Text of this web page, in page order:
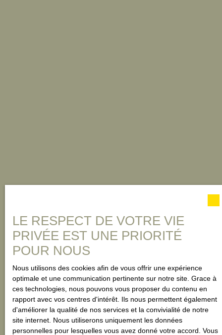
LE RESPECT DE VOTRE VIE
PRIVÉE EST UNE PRIORITÉ
POUR NOUS
Nous utilisons des cookies afin de vous offrir une expérience
optimale et une communication pertinente sur notre site. Grace à
ces technologies, nous pouvons vous proposer du contenu en
rapport avec vos centres d'intérêt. Ils nous permettent également
d'améliorer la qualité de nos services et la convivialité de notre
site internet. Nous utiliserons uniquement les données
personnelles pour lesquelles vous avez donné votre accord. Vous